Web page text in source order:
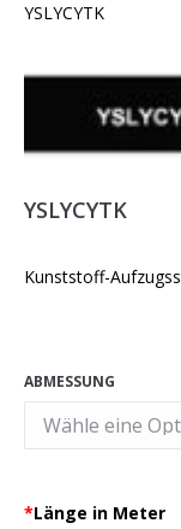
YSLYCYTK
YSLYCYTK
Kunststoff-
ABMESSUNG
*Länge in Meter